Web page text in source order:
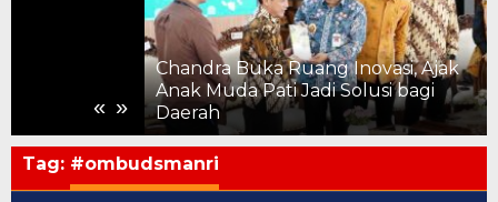
« »
Pelosok
Chandra Buka Ruang Inovasi, Ajak
Anak Muda Pati Jadi Solusi bagi
Daerah
Tag: #ombudsmanri